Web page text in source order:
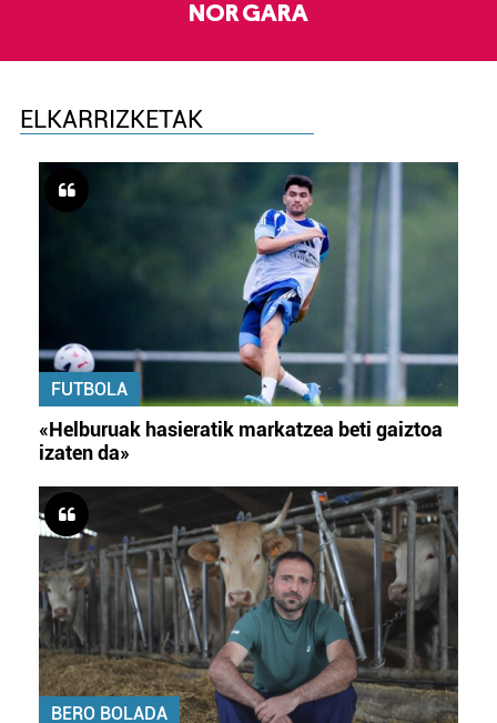
NOR GARA
ELKARRIZKETAK
FUTBOLA
«Helburuak hasieratik markatzea beti gaiztoa
izaten da»
BERO BOLADA